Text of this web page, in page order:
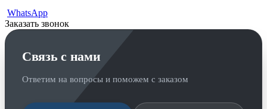
WhatsApp
Заказать звонок
Связь с нами
Ответим на вопросы и поможем с заказом